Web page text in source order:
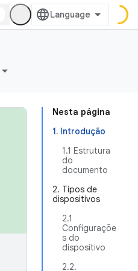
Nesta página
1. Introdução
1.1 Estrutura
do
documento
2. Tipos de
dispositivos
2.1
Configuraçõe
s do
dispositivo
2.2.